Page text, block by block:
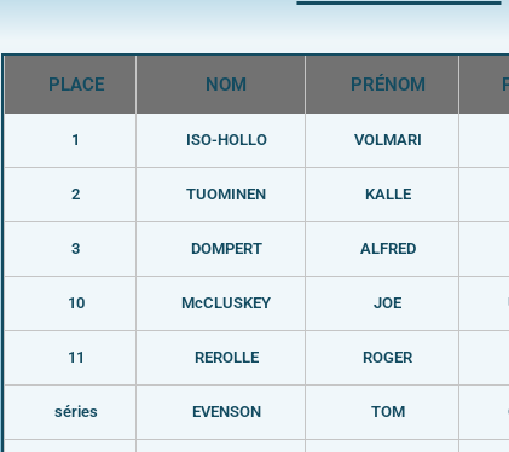
PLACE NOM PRÉNOM
1 ISO-HOLLO VOLMARI
2 TUOMINEN KALLE
3 DOMPERT ALFRED
10 McCLUSKEY JOE
11 REROLLE ROGER
séries EVENSON TOM